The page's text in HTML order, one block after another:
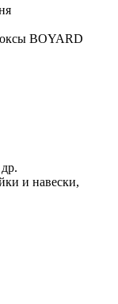
BOYARD
и навески,